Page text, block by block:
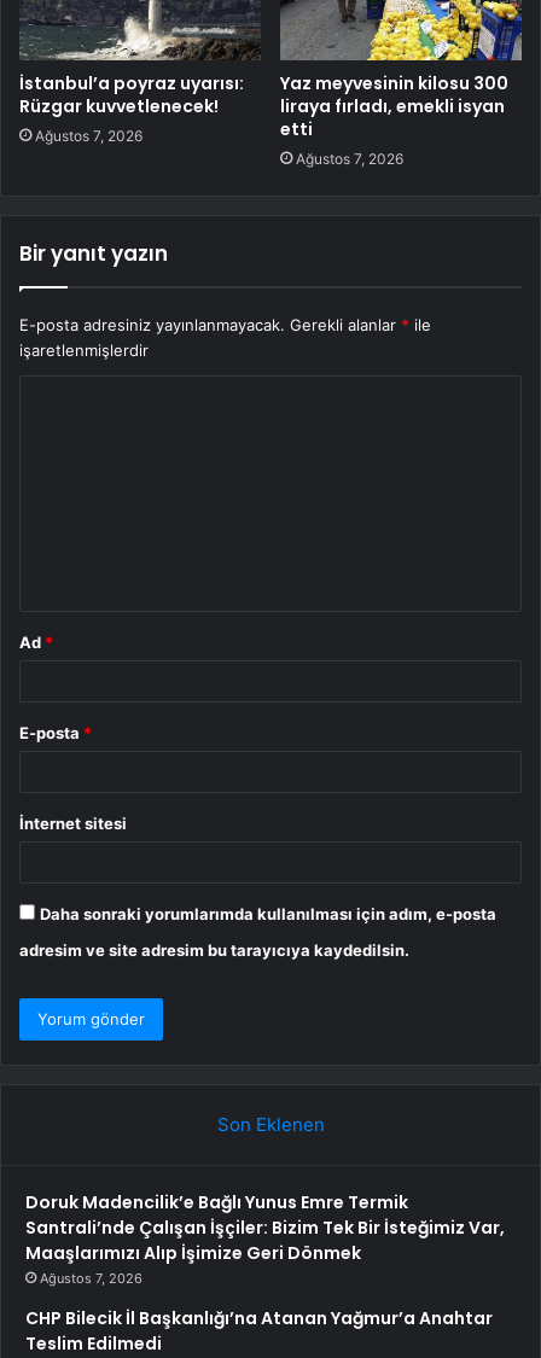
İstanbul’a poyraz uyarısı:
Rüzgar kuvvetlenecek!
Ağustos 7, 2026
Yaz meyvesinin kilosu 300
liraya fırladı, emekli isyan
etti
Ağustos 7, 2026
Bir yanıt yazın
E-posta adresiniz yayınlanmayacak. Gerekli alanlar * ile
işaretlenmişlerdir
Ad *
E-posta *
İnternet sitesi
Daha sonraki yorumlarımda kullanılması için adım, e-posta
adresim ve site adresim bu tarayıcıya kaydedilsin.
Son Eklenen
Doruk Madencilik’e Bağlı Yunus Emre Termik
Santrali’nde Çalışan İşçiler: Bizim Tek Bir İsteğimiz Var,
Maaşlarımızı Alıp İşimize Geri Dönmek
Ağustos 7, 2026
CHP Bilecik İl Başkanlığı’na Atanan Yağmur’a Anahtar
Teslim Edilmedi